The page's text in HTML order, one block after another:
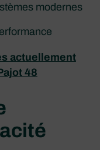
modernes
actuellement
48